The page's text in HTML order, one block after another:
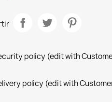
policy (edit with
policy (edit with